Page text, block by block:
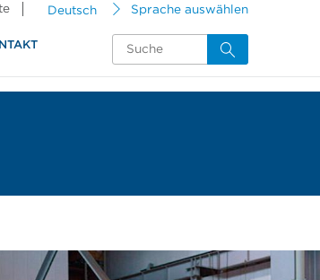
Deutsch Sprache auswählen